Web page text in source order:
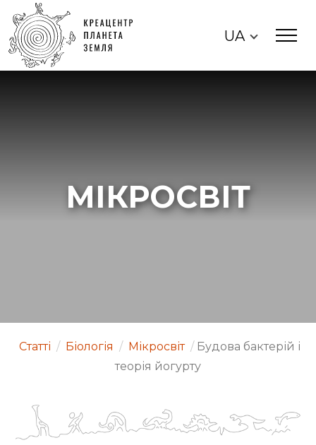
UA
МІКРОСВІТ
Статті / Біологія / Мікросвіт / Будова бактерій і
теорія йогурту